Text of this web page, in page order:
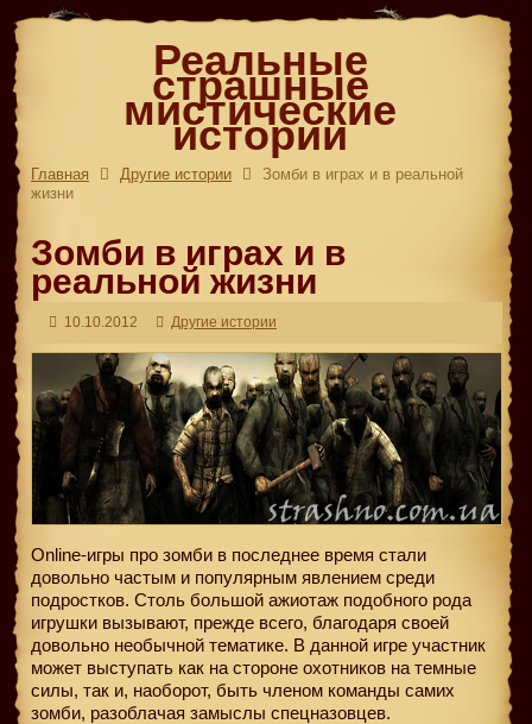
Реальные
страшные
мистические
истории
Главная Другие истории
Зомби в играх и в реальной
жизни
Зомби в играх и в
реальной жизни
10.10.2012 Другие истории
Online-игры про зомби в последнее время стали
довольно частым и популярным явлением среди
подростков. Столь большой ажиотаж подобного рода
игрушки вызывают, прежде всего, благодаря своей
довольно необычной тематике. В данной игре участник
может выступать как на стороне охотников на темные
силы, так и, наоборот, быть членом команды самих
зомби, разоблачая замыслы спецназовцев.